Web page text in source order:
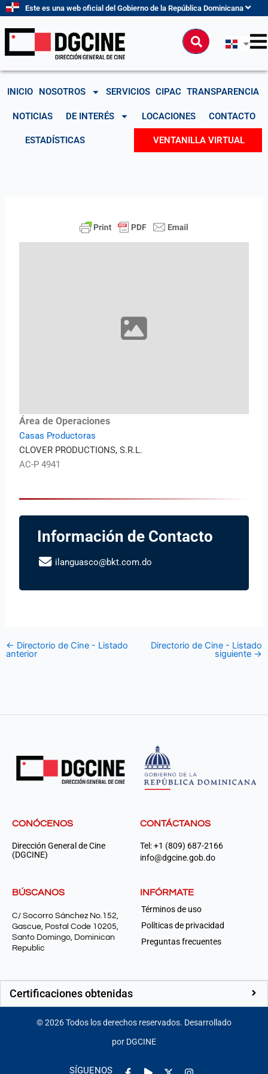
contenido
Este es una web oficial del Gobierno de la República Dominicana
Buscar
INICIO NOSOTROS SERVICIOS CIPAC TRANSPARENCIA
NOTICIAS DE INTERÉS LOCACIONES CONTACTO
ESTADÍSTICAS VENTANILLA VIRTUAL
Área de Operaciones
Casas Productoras
CLOVER PRODUCTIONS, S.R.L.
AC-P 4941
Información de Contacto
ilanguasco@bkt.com.do
← Directorio de Cine - Listado
anterior
Directorio de Cine - Listado
siguiente →
CONÓCENOS
Dirección General de Cine
(DGCINE)
CONTÁCTANOS
Tel: +1 (809) 687-2166
info@dgcine.gob.do
BÚSCANOS
C/ Socorro Sánchez No.152,
Gascue, Postal Code 10205,
Santo Domingo, Dominican
Republic
INFÓRMATE
Términos de uso
Políticas de privacidad
Preguntas frecuentes
Certificaciones obtenidas
©2026Todos los derechos reservados. Desarrollado
por DGCINE
SÍGUENOS
Facebook-
Play Instagram